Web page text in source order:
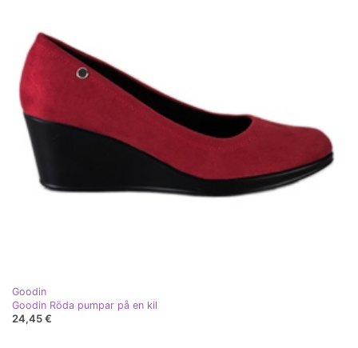
Goodin
Goodin Röda pumpar på en kil
24,45 €